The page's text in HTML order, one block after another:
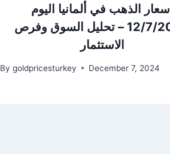
أسعار الذهب في ألمانيا اليوم
12/7/2024 – تحليل السوق وفرص
الاستثمار
By goldpricesturkey December 7, 2024